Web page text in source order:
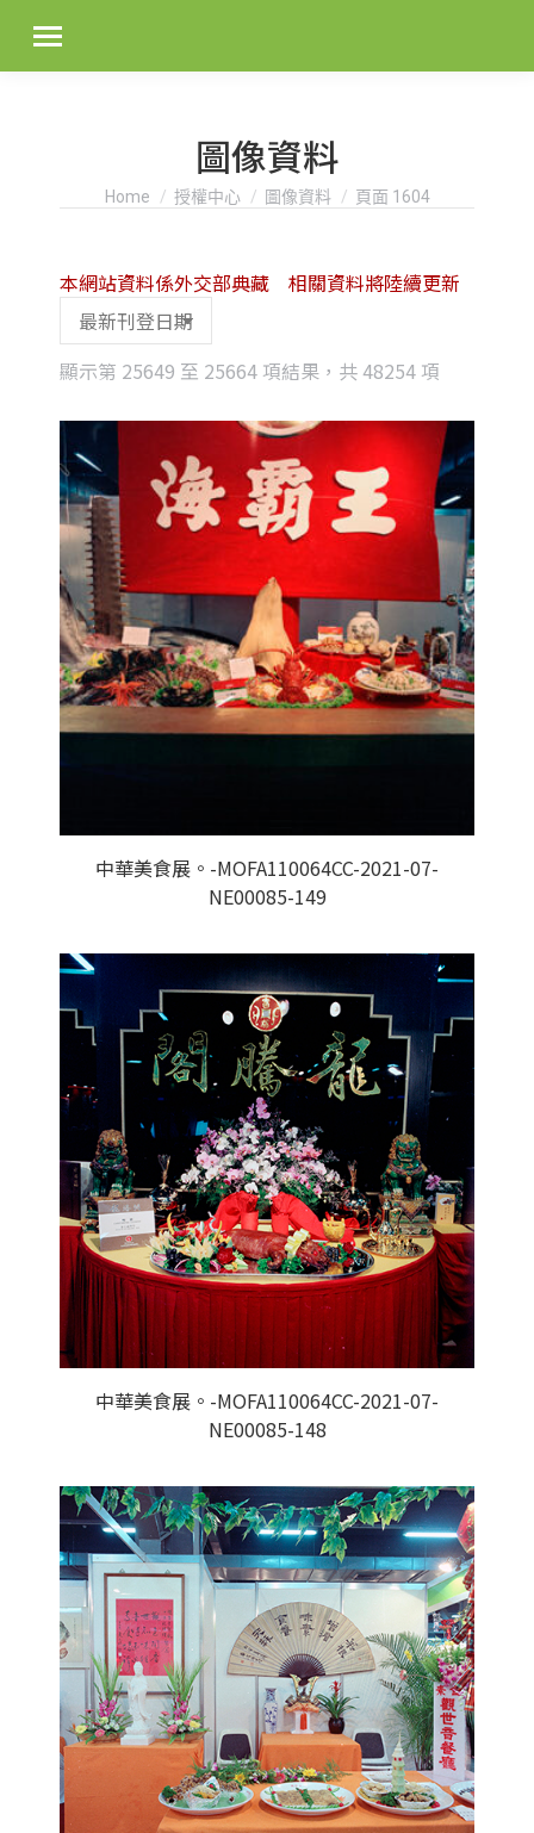
圖像資料
You are here:
Home 授權中心 圖像資料 頁面 1604
顯示第 25649 至 25664 項結果，共 48254 項
latest
本網站資料係外交部典藏 相關資料將陸續更新
中華美食展。-MOFA110064CC-2021-07-
NE00085-149
中華美食展。-MOFA110064CC-2021-07-
NE00085-148